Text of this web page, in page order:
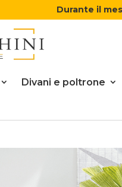
Durante il
Divani e poltrone